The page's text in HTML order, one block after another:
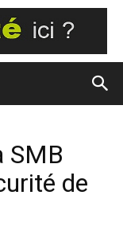
SMB
de